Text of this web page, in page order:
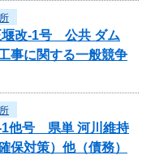
堰改-1号 公共 ダム
事に関する一般競争
-1他号 県単 河川維持
保対策）他（債務）